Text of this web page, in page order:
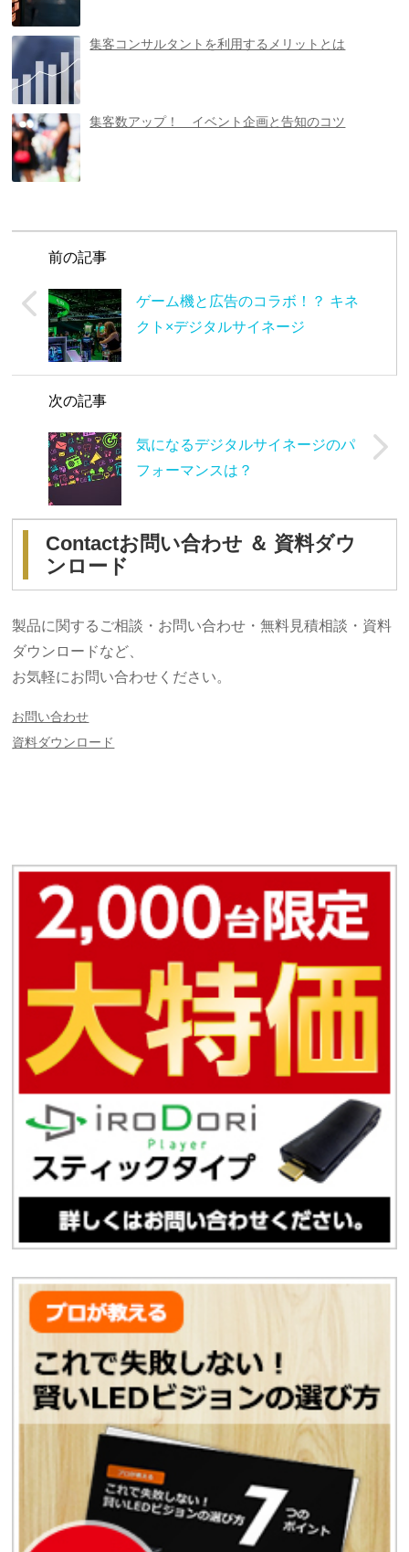
集客コンサルタントを利用するメリットとは
集客数アップ！ イベント企画と告知のコツ
前の記事
ゲーム機と広告のコラボ！？ キネ
クト×デジタルサイネージ
次の記事
気になるデジタルサイネージのパ
フォーマンスは？
Contactお問い合わせ ＆ 資料ダウ
ンロード
製品に関するご相談・お問い合わせ・無料見積相談・資料
ダウンロードなど、
お気軽にお問い合わせください。
お問い合わせ
資料ダウンロード